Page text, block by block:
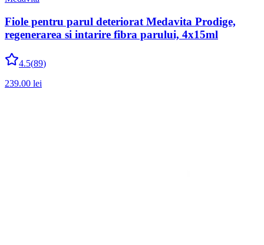
Fiole pentru parul deteriorat Medavita Prodige,
regenerarea si intarire fibra parului, 4x15ml
4.5(89)
239.00 lei